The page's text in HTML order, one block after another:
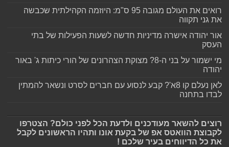
רואים את העולם מגובה 95 ס"מ: היוזמה הקהילתית שכבשה
את גני תקווה
אור יהודה אישרה מדיניות חדשה לשעות הפעילות של בתי
העסק
מי ישמור על בני ה-8? מצוקת הצהרונים של הורי כיתות ג' באור
יהודה
לאן נעלם קו 8א'? קבע לנסוע עם חברים לסרט ונשאר להמתין
לבדו בתחנה
רוצים להשאר מעודכנים ולדעת הכל לפני כולם? הצטרפו
לקבוצת הוואטס אפ של בקעת אונו ותהיו הראשונים לקבל
את כל הדיווחים בעיר שלכם !